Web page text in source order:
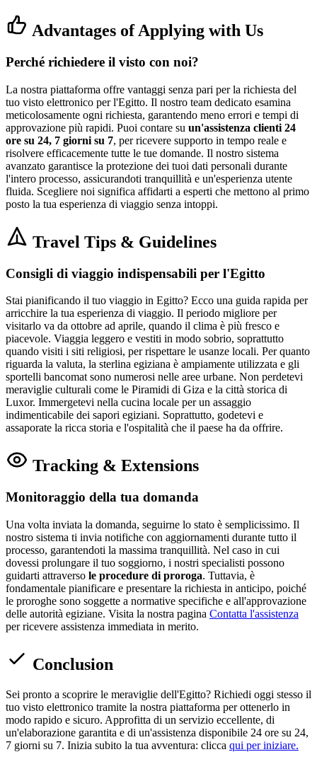
Advantages of Applying with Us
Perché richiedere il visto con noi?
La nostra piattaforma offre vantaggi senza pari per la richiesta del
tuo visto elettronico per l'Egitto. Il nostro team dedicato esamina
meticolosamente ogni richiesta, garantendo meno errori e tempi di
approvazione più rapidi. Puoi contare su un'assistenza clienti 24
ore su 24, 7 giorni su 7, per ricevere supporto in tempo reale e
risolvere efficacemente tutte le tue domande. Il nostro sistema
avanzato garantisce la protezione dei tuoi dati personali durante
l'intero processo, assicurandoti tranquillità e un'esperienza utente
fluida. Scegliere noi significa affidarti a esperti che mettono al primo
posto la tua esperienza di viaggio senza intoppi.
Travel Tips & Guidelines
Consigli di viaggio indispensabili per l'Egitto
Stai pianificando il tuo viaggio in Egitto? Ecco una guida rapida per
arricchire la tua esperienza di viaggio. Il periodo migliore per
visitarlo va da ottobre ad aprile, quando il clima è più fresco e
piacevole. Viaggia leggero e vestiti in modo sobrio, soprattutto
quando visiti i siti religiosi, per rispettare le usanze locali. Per quanto
riguarda la valuta, la sterlina egiziana è ampiamente utilizzata e gli
sportelli bancomat sono numerosi nelle aree urbane. Non perdetevi
meraviglie culturali come le Piramidi di Giza e la città storica di
Luxor. Immergetevi nella cucina locale per un assaggio
indimenticabile dei sapori egiziani. Soprattutto, godetevi e
assaporate la ricca storia e l'ospitalità che il paese ha da offrire.
Tracking & Extensions
Monitoraggio della tua domanda
Una volta inviata la domanda, seguirne lo stato è semplicissimo. Il
nostro sistema ti invia notifiche con aggiornamenti durante tutto il
processo, garantendoti la massima tranquillità. Nel caso in cui
dovessi prolungare il tuo soggiorno, i nostri specialisti possono
guidarti attraverso le procedure di proroga. Tuttavia, è
fondamentale pianificare e presentare la richiesta in anticipo, poiché
le proroghe sono soggette a normative specifiche e all'approvazione
delle autorità egiziane. Visita la nostra pagina Contatta l'assistenza
per ricevere assistenza immediata in merito.
Conclusion
Sei pronto a scoprire le meraviglie dell'Egitto? Richiedi oggi stesso il
tuo visto elettronico tramite la nostra piattaforma per ottenerlo in
modo rapido e sicuro. Approfitta di un servizio eccellente, di
un'elaborazione garantita e di un'assistenza disponibile 24 ore su 24,
7 giorni su 7. Inizia subito la tua avventura: clicca qui per iniziare.